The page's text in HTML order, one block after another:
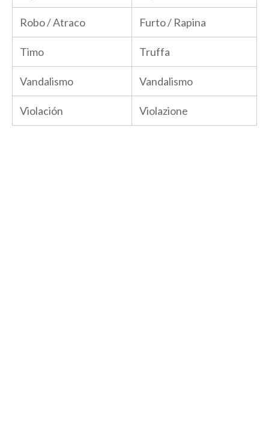
Robo / Atraco Furto / Rapina
Timo Truffa
Vandalismo Vandalismo
Violación Violazione